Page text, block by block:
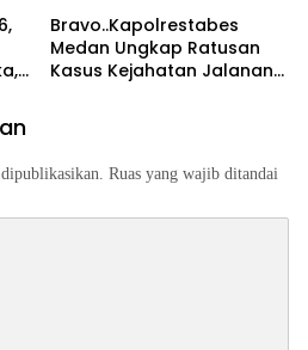
Cobra
Bravo..Kapolrestabes
Medan Ungkap Ratusan
Kasus Kejahatan Jalanan
Ruas yang wajib ditandai